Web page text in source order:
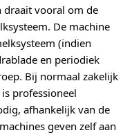
draait vooral om de
De machine
(indien
en periodiek
Bij normaal zakelijk
professioneel
afhankelijk van de
geven zelf aan